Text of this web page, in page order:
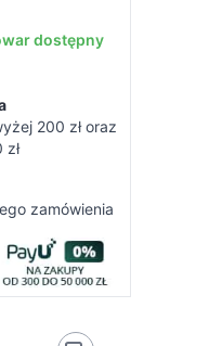
dostępny
200 zł oraz
zamówienia